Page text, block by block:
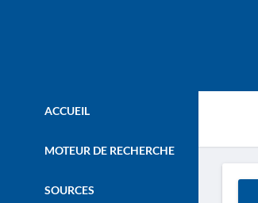
ACCUEIL
MOTEUR DE RECHERCHE
SOURCES